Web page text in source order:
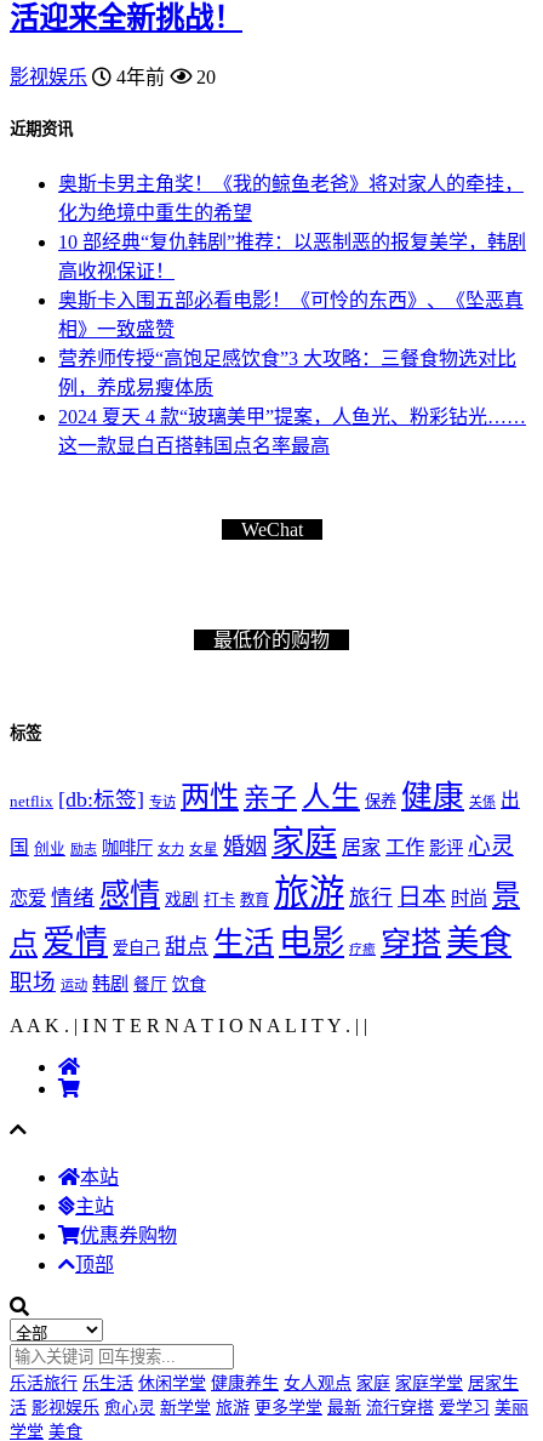
活迎来全新挑战！
影视娱乐 4年前 20
近期资讯
奥斯卡男主角奖！《我的鲸鱼老爸》将对家人的牵挂，
化为绝境中重生的希望
10 部经典“复仇韩剧”推荐：以恶制恶的报复美学，韩剧
高收视保证！
奥斯卡入围五部必看电影！《可怜的东西》、《坠恶真
相》一致盛赞
营养师传授“高饱足感饮食”3 大攻略：三餐食物选对比
例，养成易瘦体质
2024 夏天 4 款“玻璃美甲”提案，人鱼光、粉彩钻光……
这一款显白百搭韩国点名率最高
WeChat
最低价的购物
标签
netflix [db:标签] 专访 两性 亲子 人生 保养 健康 关係 出
国 创业 励志 咖啡厅 女力 女星 婚姻 家庭 居家 工作 影评 心灵
恋爱 情绪 感情 戏剧 打卡 教育 旅游 旅行 日本 时尚 景
点 爱情 爱自己 甜点 生活 电影 疗癒 穿搭美食
职场 运动 韩剧 餐厅 饮食
A A K . | I N T E R N A T I O N A L I T Y . | |
本站
主站
优惠券购物
顶部
乐活旅行 乐生活 休闲学堂 健康养生 女人观点 家庭 家庭学堂 居家生
活 影视娱乐 愈心灵 新学堂 旅游 更多学堂 最新 流行穿搭 爱学习 美丽
学堂 美食